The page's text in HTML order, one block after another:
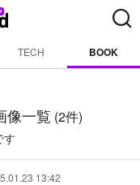
TECH BOOK
像一覧 (2件)
す
13:42